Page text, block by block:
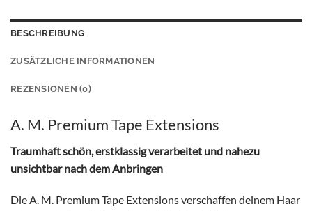
BESCHREIBUNG
ZUSÄTZLICHE INFORMATIONEN
REZENSIONEN (0)
A. M. Premium Tape Extensions
Traumhaft schön, erstklassig verarbeitet und nahezu
unsichtbar nach dem Anbringen
Die A. M. Premium Tape Extensions verschaffen deinem Haar